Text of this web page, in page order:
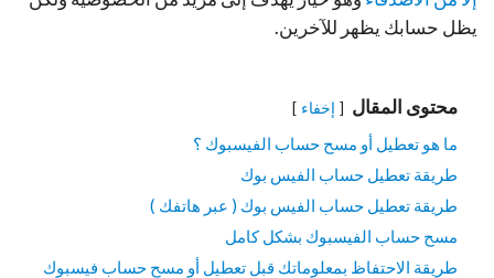
يظل حسابك يظهر للآخرين.
محتوى المقال إخفاء
ما هو تعطيل أو مسح حساب الفيسبوك ؟
طريقة تعطيل حساب الفيس بوك
طريقة تعطيل حساب الفيس بوك ( عبر هاتفك )
مسح حساب الفيسبوك بشكل كامل
طريقة الاحتفاظ بمعلوماتك قبل تعطيل أو مسح حساب فيسبوك